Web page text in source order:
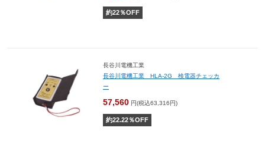
約22％OFF
長谷川電機工業
長谷川電機工業 HLA-2G 検電器チェッカ
ー
57,560 円(税込63,316円)
約22.22％OFF